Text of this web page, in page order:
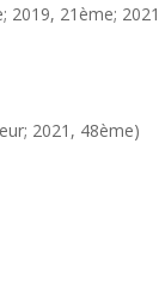
2019, 21ème;
2021, 48ème)